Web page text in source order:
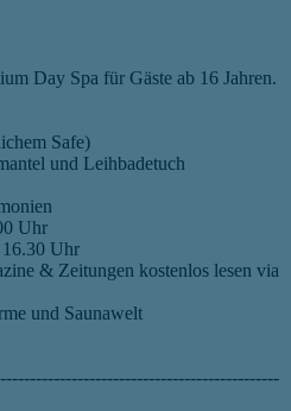
Day Spa für Gäste ab 16 Jahren.
Safe)
und Leihbadetuch
Uhr
16.30 Uhr
& Zeitungen kostenlos lesen via
und Saunawelt